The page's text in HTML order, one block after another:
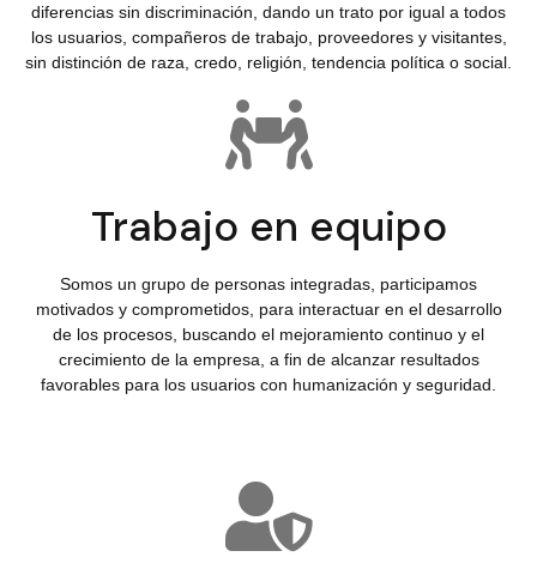
diferencias sin discriminación, dando un trato por igual a todos
los usuarios, compañeros de trabajo, proveedores y visitantes,
sin distinción de raza, credo, religión, tendencia política o social.
Trabajo en equipo
Somos un grupo de personas integradas, participamos
motivados y comprometidos, para interactuar en el desarrollo
de los procesos, buscando el mejoramiento continuo y el
crecimiento de la empresa, a fin de alcanzar resultados
favorables para los usuarios con humanización y seguridad.